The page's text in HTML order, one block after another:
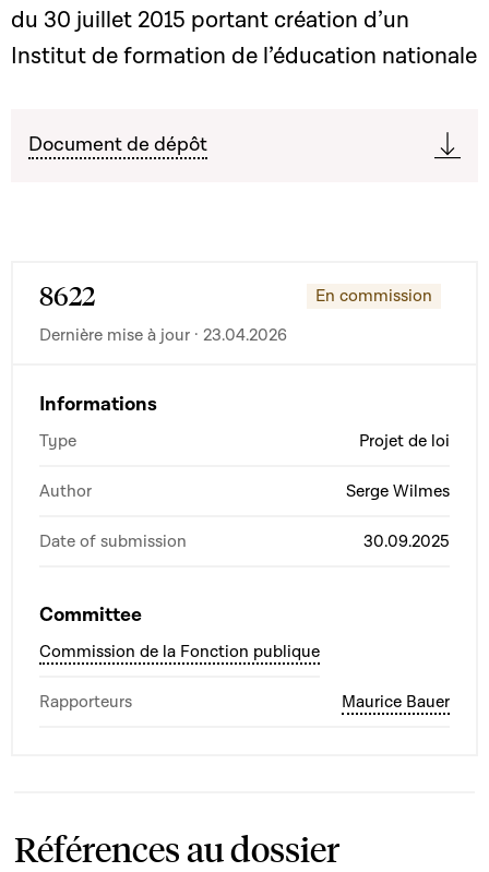
du 30 juillet 2015 portant création d’un
Institut de formation de l’éducation nationale
Document de dépôt
8622
En commission
Dernière mise à jour · 23.04.2026
Informations
Type Projet de loi
Author Serge Wilmes
Date of submission 30.09.2025
Committee
Commission de la Fonction publique
Rapporteurs Maurice Bauer
Références au dossier